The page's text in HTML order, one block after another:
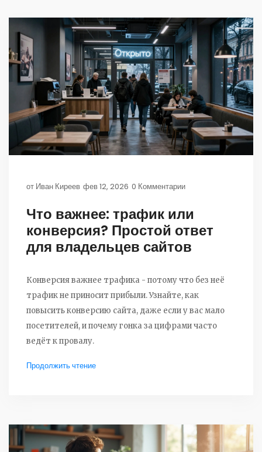
от Иван Киреев фев 12, 2026 0 Комментарии
Что важнее: трафик или
конверсия? Простой ответ
для владельцев сайтов
Конверсия важнее трафика - потому что без неё
трафик не приносит прибыли. Узнайте, как
повысить конверсию сайта, даже если у вас мало
посетителей, и почему гонка за цифрами часто
ведёт к провалу.
Продолжить чтение